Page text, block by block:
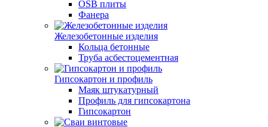
OSB плиты
Фанера
Железобетонные изделия
Кольца бетонные
Труба асбестоцементная
Гипсокартон и профиль
Маяк штукатурный
Профиль для гипсокартона
Гипсокартон